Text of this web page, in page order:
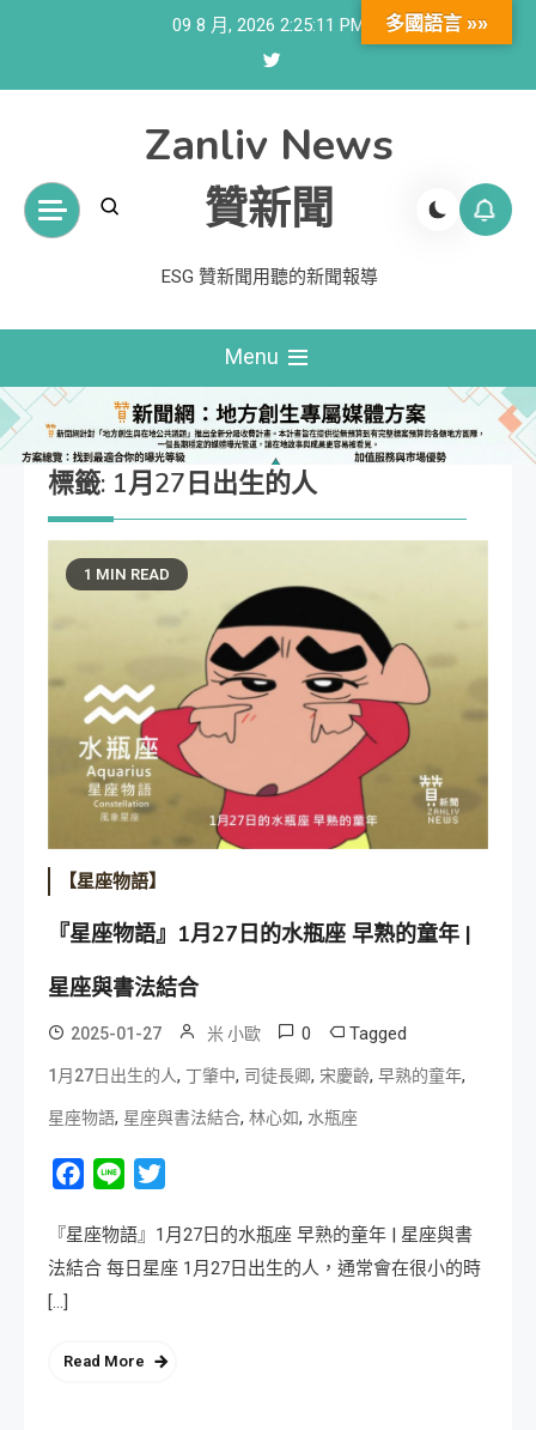
09 8 月, 2026 2:25:11 PM
Zanliv News
贊新聞
ESG 贊新聞用聽的新聞報導
Menu
標籤: 1月27日出生的人
1 MIN READ
【星座物語】
『星座物語』1月27日的水瓶座 早熟的童年 |
星座與書法結合
2025-01-27 米 小歐 0 Tagged
1月27日出生的人, 丁肇中, 司徒長卿, 宋慶齡, 早熟的童年,
星座物語, 星座與書法結合, 林心如, 水瓶座
Facebook
Line
『星座物語』1月27日的水瓶座 早熟的童年 | 星座與書
法結合 每日星座 1月27日出生的人，通常會在很小的時
[…]
Read More
多國語言 »»